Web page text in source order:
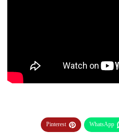
WhatsApp
Pinterest